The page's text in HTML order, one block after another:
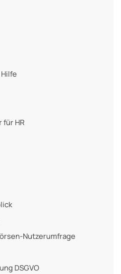
HR
Nutzerumfrage
DSGVO